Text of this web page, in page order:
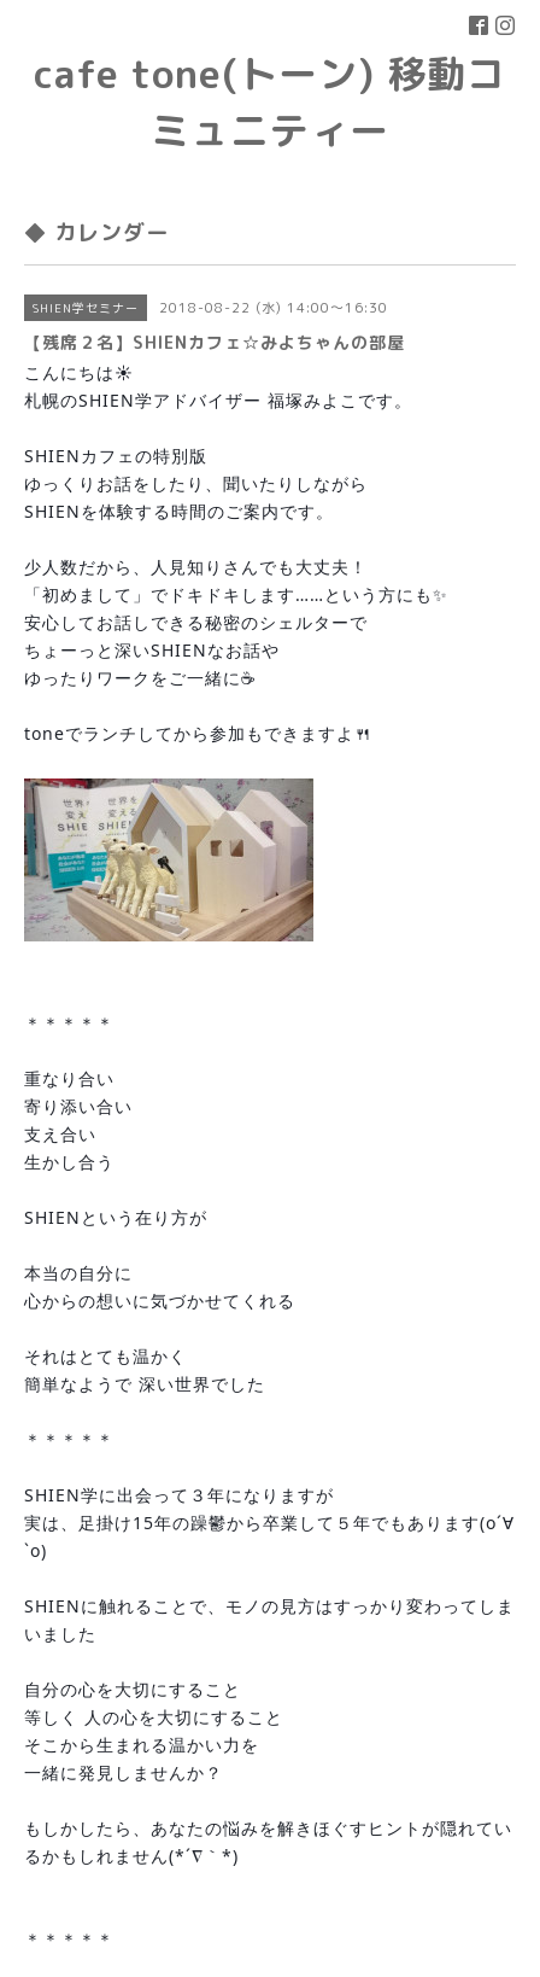
cafe tone(トーン) 移動コ
ミュニティー
◆ カレンダー
SHIEN学セミナー 2018-08-22 (水) 14:00～16:30
【残席２名】SHIENカフェ☆みよちゃんの部屋
こんにちは☀
札幌のSHIEN学アドバイザー 福塚みよこです。
SHIENカフェの特別版
ゆっくりお話をしたり、聞いたりしながら
SHIENを体験する時間のご案内です。
少人数だから、人見知りさんでも大丈夫！
「初めまして」でドキドキします……という方にも✨
安心してお話しできる秘密のシェルターで
ちょーっと深いSHIENなお話や
ゆったりワークをご一緒に☕
toneでランチしてから参加もできますよ🍴
＊＊＊＊＊
重なり合い
寄り添い合い
支え合い
生かし合う
SHIENという在り方が
本当の自分に
心からの想いに気づかせてくれる
それはとても温かく
簡単なようで 深い世界でした
＊＊＊＊＊
SHIEN学に出会って３年になりますが
実は、足掛け15年の躁鬱から卒業して５年でもあります(о´∀
`о)
SHIENに触れることで、モノの見方はすっかり変わってしま
いました
自分の心を大切にすること
等しく 人の心を大切にすること
そこから生まれる温かい力を
一緒に発見しませんか？
もしかしたら、あなたの悩みを解きほぐすヒントが隠れてい
るかもしれません(*´∇｀*)
＊＊＊＊＊